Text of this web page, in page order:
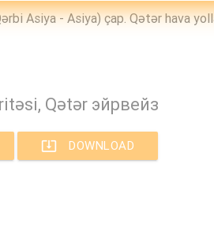
Asiya - Asiya) çap. Qətər hava
Qətər эйрвейз
system_update_alt DOWNLOAD